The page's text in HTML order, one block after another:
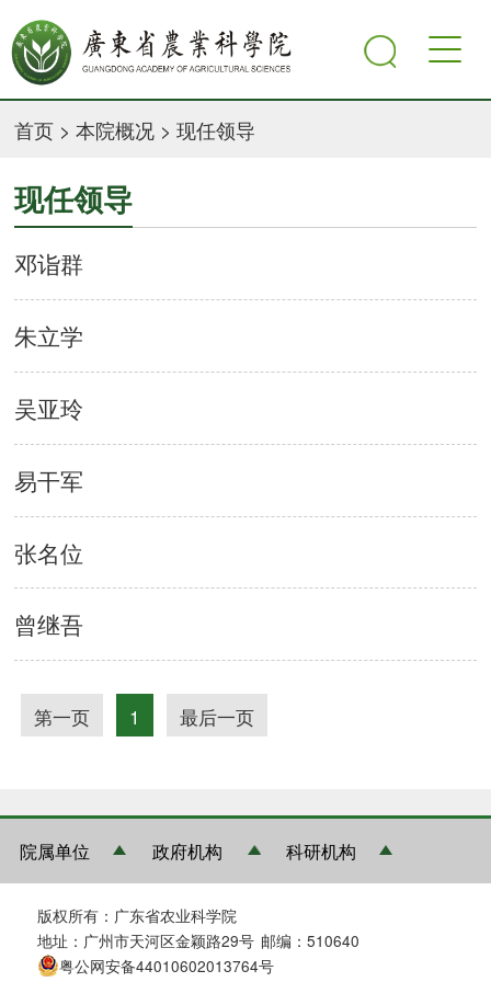
首页 >本院概况 >现任领导
现任领导
邓诣群
朱立学
吴亚玲
易干军
张名位
曾继吾
第一页 1 最后一页
院属单位 政府机构 科研机构
版权所有：广东省农业科学院
地址：广州市天河区金颖路29号 邮编：510640
粤公网安备44010602013764号